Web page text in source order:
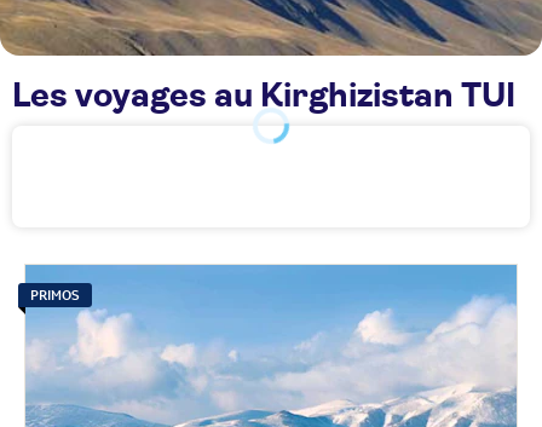
Les voyages au Kirghizistan TUI
PRIMOS